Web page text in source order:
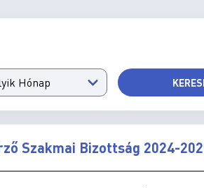
Szakmai Bizottság 2024-